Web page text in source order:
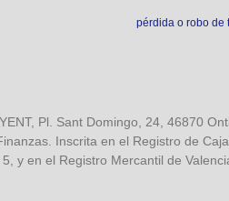
pérdida o robo de
Pl. Sant Domingo, 24, 46870
Inscrita en el Registro de
y en el Registro Mercantil de